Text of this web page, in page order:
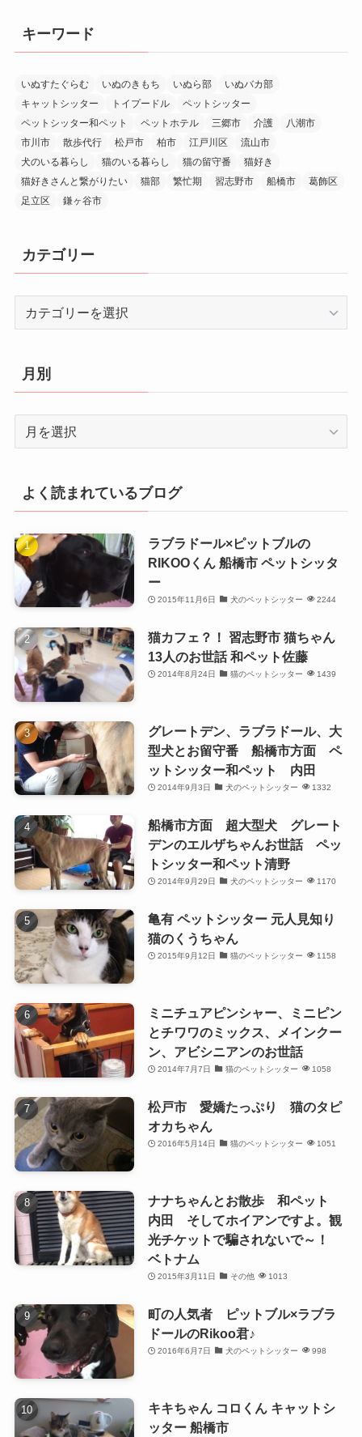
キーワード
いぬすたぐらむ いぬのきもち いぬら部
いぬバカ部
キャットシッター
トイプードル
ペットシッター
ペットシッター和ペット
ペットホテル 三郷市 介護
八潮市
市川市
散歩代行 松戸市 柏市 江戸川区
流山市
犬のいる暮らし
猫のいる暮らし 猫の留守番
猫好き
猫好きさんと繋がりたい
猫部 繁忙期 習志野市 船橋市
葛飾区
足立区
鎌ヶ谷市
カテゴリー
リ
ー
月別
よく読まれているブログ
ラブラドール×ピットブルの
RIKOOくん 船橋市 ペットシッタ
ー
2015年11月6日 犬のペットシッター 2244
猫カフェ？！ 習志野市 猫ちゃん
13人のお世話 和ペット佐藤
2014年8月24日 猫のペットシッター 1439
グレートデン、ラブラドール、大
型犬とお留守番 船橋市方面 ペ
ットシッター和ペット 内田
2014年9月3日 犬のペットシッター 1332
船橋市方面 超大型犬 グレート
デンのエルザちゃんお世話 ペッ
トシッター和ペット清野
2014年9月29日 犬のペットシッター 1170
亀有 ペットシッター 元人見知り
猫のくうちゃん
2015年9月12日 猫のペットシッター 1158
ミニチュアピンシャー、ミニピン
とチワワのミックス、メインクー
ン、アビシニアンのお世話
2014年7月7日 猫のペットシッター 1058
松戸市 愛嬌たっぷり 猫のタピ
オカちゃん
2016年5月14日 猫のペットシッター 1051
ナナちゃんとお散歩 和ペット
内田 そしてホイアンですよ。観
光チケットで騙されないで～！
ベトナム
2015年3月11日 その他 1013
町の人気者 ピットブル×ラブラ
ドールのRikoo君♪
2016年6月7日 犬のペットシッター 998
キキちゃん コロくん キャットシ
ッター 船橋市